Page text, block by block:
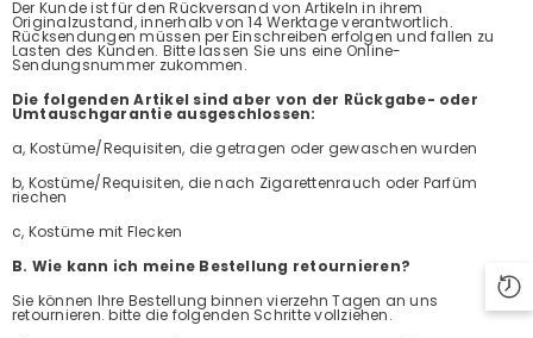
Der Kunde ist für den Rückversand von Artikeln in ihrem
Originalzustand, innerhalb von 14 Werktage verantwortlich.
Rücksendungen müssen per Einschreiben erfolgen und fallen zu
Lasten des Kunden. Bitte lassen Sie uns eine Online-
Sendungsnummer zukommen.
Die folgenden Artikel sind aber von der Rückgabe- oder
Umtauschgarantie ausgeschlossen:
a, Kostüme/Requisiten, die getragen oder gewaschen wurden
b, Kostüme/Requisiten, die nach Zigarettenrauch oder Parfüm
riechen
c, Kostüme mit Flecken
B. Wie kann ich meine Bestellung retournieren?
Sie können Ihre Bestellung binnen vierzehn Tagen an uns
retournieren. bitte die folgenden Schritte vollziehen.